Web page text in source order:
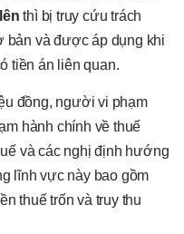
thì bị truy cứu trách
và được áp dụng khi
tiền án liên quan.
đồng, người vi phạm
hành chính về thuế
và các nghị định hướng
lĩnh vực này bao gồm
thuế trốn và truy thu